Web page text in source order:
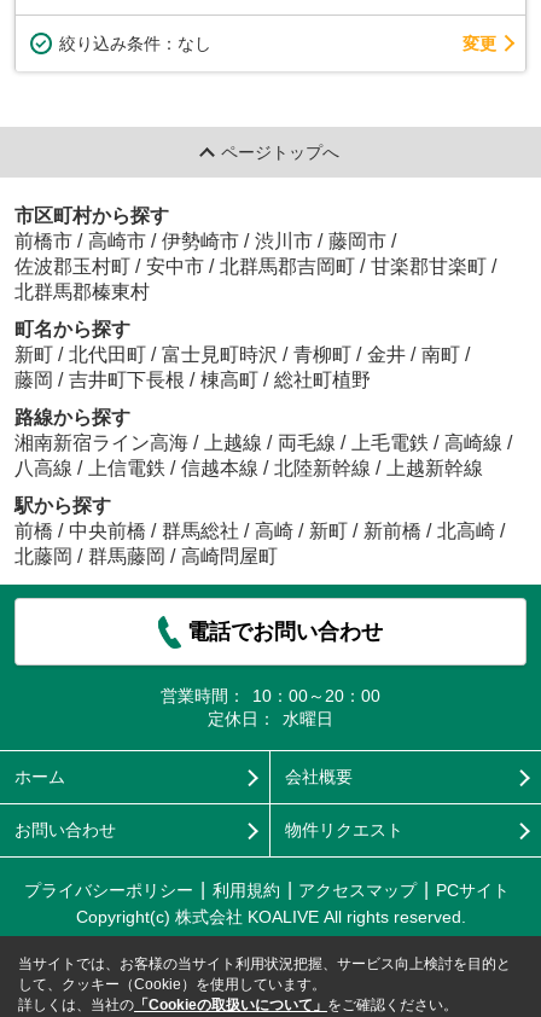
絞り込み条件： なし 変更
ページトップへ
市区町村から探す
前橋市 / 高崎市 / 伊勢崎市 / 渋川市 / 藤岡市 /
佐波郡玉村町 / 安中市 / 北群馬郡吉岡町 / 甘楽郡甘楽町 /
北群馬郡榛東村
町名から探す
新町 / 北代田町 / 富士見町時沢 / 青柳町 / 金井 / 南町 /
藤岡 / 吉井町下長根 / 棟高町 / 総社町植野
路線から探す
湘南新宿ライン高海 / 上越線 / 両毛線 / 上毛電鉄 / 高崎線 /
八高線 / 上信電鉄 / 信越本線 / 北陸新幹線 /
上越新幹線
駅から探す
前橋 / 中央前橋 / 群馬総社 / 高崎 / 新町 / 新前橋 / 北高崎 /
北藤岡 / 群馬藤岡 / 高崎問屋町
電話でお問い合わせ
営業時間：
10：00～20：00
定休日：
水曜日
ホーム 会社概要
お問い合わせ 物件リクエスト
プライバシーポリシー 利用規約 アクセスマップ
PCサイト
Copyright(c) 株式会社 KOALIVE All rights reserved.
当サイトでは、お客様の当サイト利用状況把握、サービス向上検討を目的と
して、クッキー（Cookie）を使用しています。
詳しくは、当社の 「Cookieの取扱いについて」 をご確認ください。